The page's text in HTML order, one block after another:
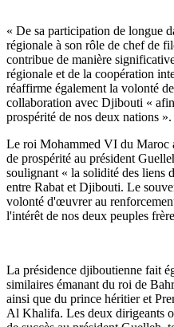
« De sa participation de longue
régionale à son rôle de chef de
contribue de manière
régionale et de la coopération
réaffirme également la volonté
collaboration avec Djibouti «
prospérité de nos deux nations ».
Le roi Mohammed VI du Maroc
de prospérité au président
soulignant « la solidité des liens
entre Rabat et Djibouti. Le
volonté d'œuvrer au
l'intérêt de nos deux peuples
La présidence djiboutienne fait
similaires émanant du roi de
ainsi que du prince héritier et
Al Khalifa. Les deux dirigeants